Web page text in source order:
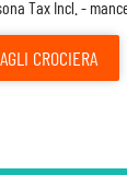
Tax Incl. -
CROCIERA